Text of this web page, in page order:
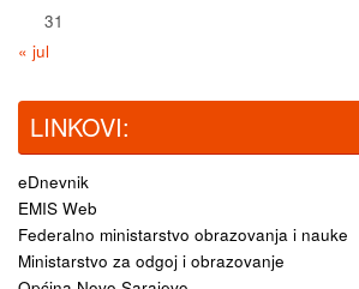
31
« jul
LINKOVI:
eDnevnik
EMIS Web
Federalno ministarstvo obrazovanja i nauke
Ministarstvo za odgoj i obrazovanje